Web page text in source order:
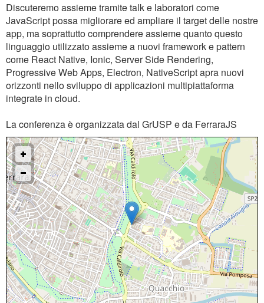
Discuteremo assieme tramite talk e laboratori come
JavaScript possa migliorare ed ampliare il target delle nostre
app, ma soprattutto comprendere assieme quanto questo
linguaggio utilizzato assieme a nuovi framework e pattern
come React Native, Ionic, Server Side Rendering,
Progressive Web Apps, Electron, NativeScript apra nuovi
orizzonti nello sviluppo di applicazioni multipiattaforma
integrate in cloud.
La conferenza è organizzata dal GrUSP e da FerraraJS